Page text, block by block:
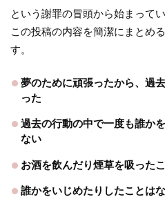
という謝罪の冒頭から始まってい
この投稿の内容を簡潔にまとめ
す。
夢のために頑張ったから、過
った
過去の行動の中で一度も誰か
ない
お酒を飲んだり煙草を吸った
誰かをいじめたりしたことは